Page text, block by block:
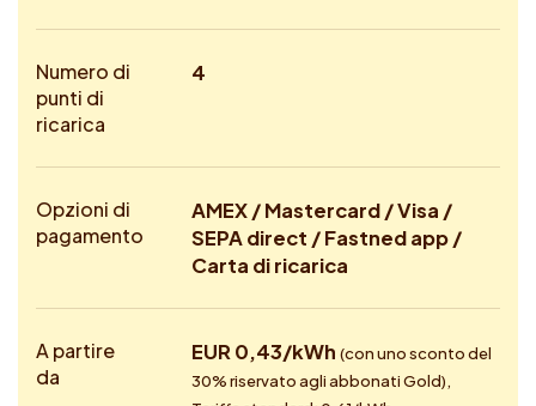
Numero di
punti di
ricarica
4
Opzioni di
pagamento
AMEX / Mastercard / Visa /
SEPA direct / Fastned app /
Carta di ricarica
A partire
da
EUR 0,43/kWh (con uno sconto del
30% riservato agli abbonati Gold),